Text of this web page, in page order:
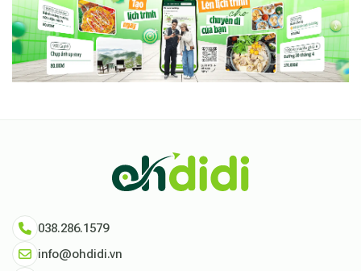
038.286.1579
info@ohdidi.vn